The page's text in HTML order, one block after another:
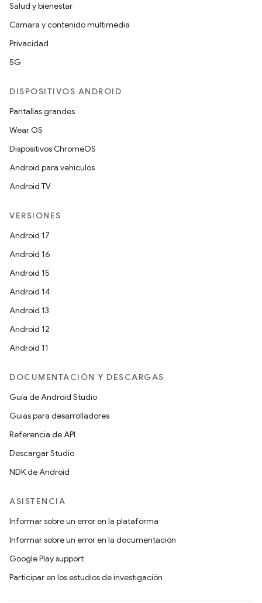
Salud y bienestar
Cámara y contenido multimedia
Privacidad
5G
DISPOSITIVOS ANDROID
Pantallas grandes
Wear OS
Dispositivos ChromeOS
Android para vehículos
Android TV
VERSIONES
Android 17
Android 16
Android 15
Android 14
Android 13
Android 12
Android 11
DOCUMENTACIÓN Y DESCARGAS
Guía de Android Studio
Guías para desarrolladores
Referencia de API
Descargar Studio
NDK de Android
ASISTENCIA
Informar sobre un error en la plataforma
Informar sobre un error en la documentación
Google Play support
Participar en los estudios de investigación